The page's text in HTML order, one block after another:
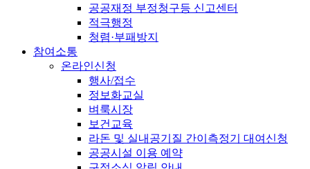
공공재정 부정청구등 신고센터
적극행정
청렴·부패방지
참여소통
온라인신청
행사/접수
정보화교실
벼룩시장
보건교육
라돈 및 실내공기질 간이측정기 대여신청
공공시설 이용 예약